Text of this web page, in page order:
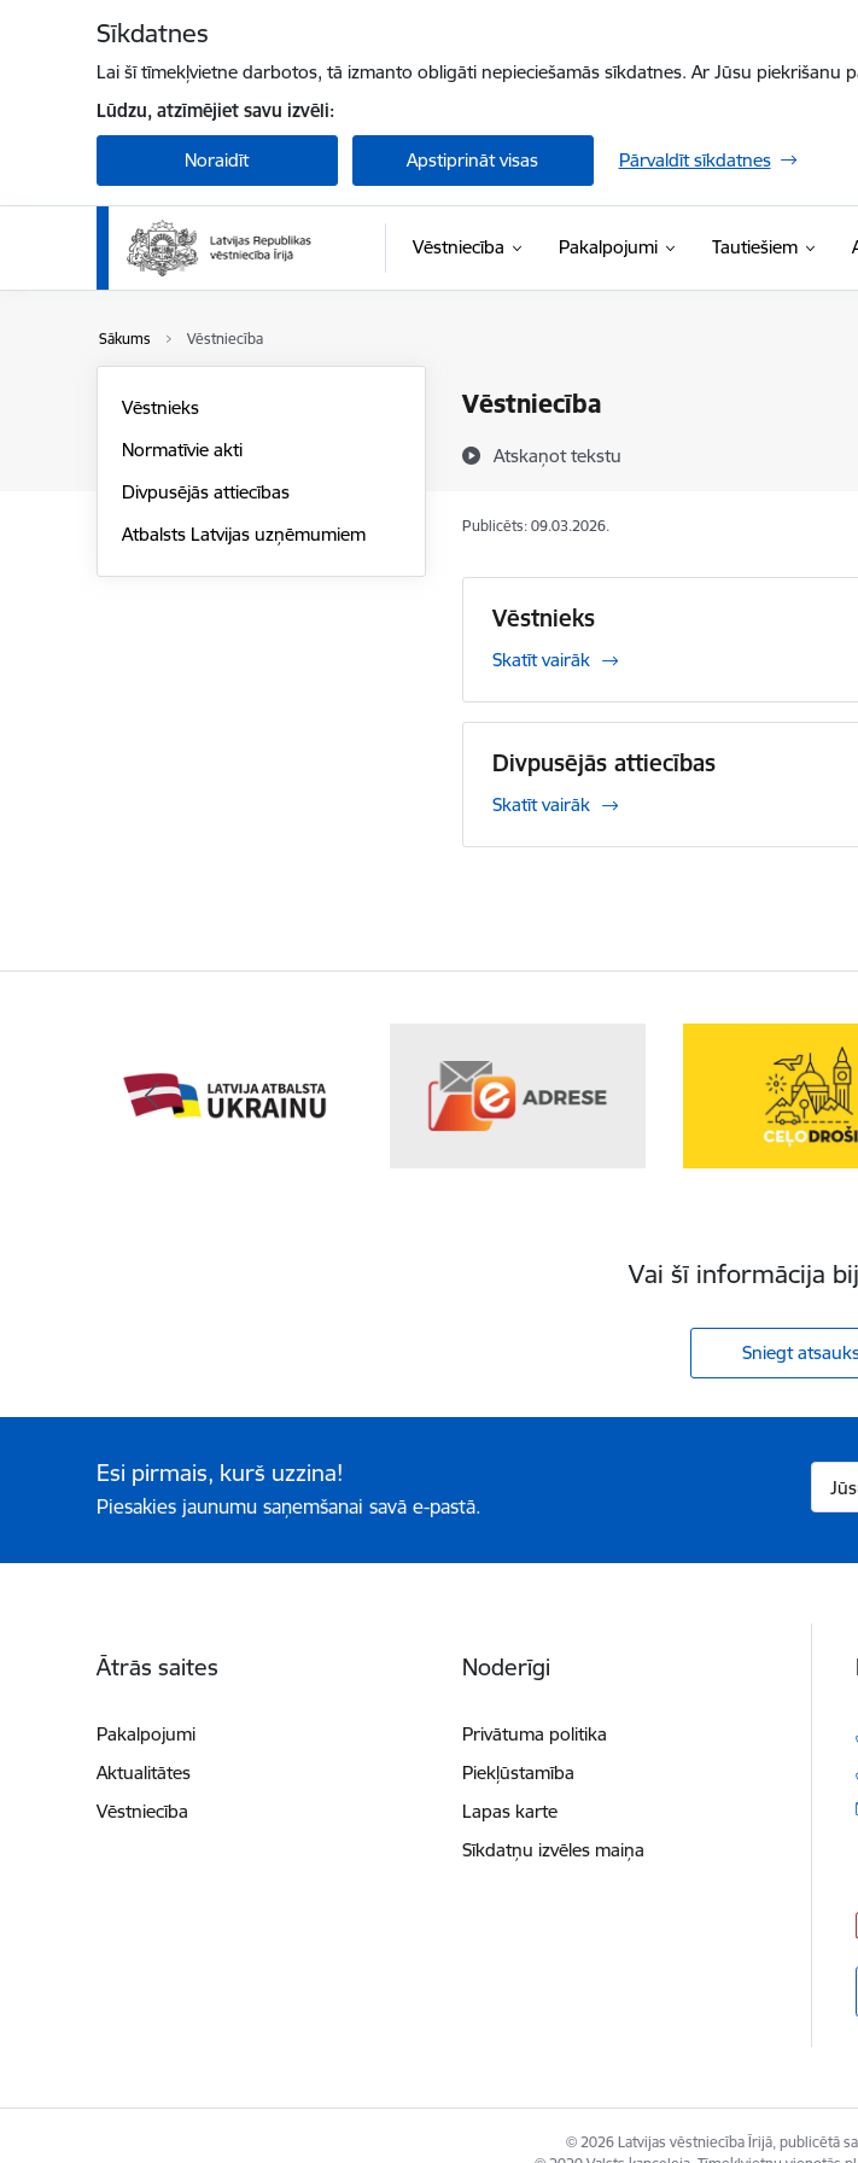
Sīkdatnes
Lai šī tīmekļvietne darbotos, tā izmanto obligāti nepieciešamās sīkdatnes. Ar Jūsu
Lūdzu, atzīmējiet savu izvēli:
Noraidīt Apstiprināt visas Pārvaldīt sīkdatnes
Vēstniecība Pakalpojumi Tautiešiem
Sākums Vēstniecība
Vēstniecība
Atskaņot tekstu
Vēstnieks
Normatīvie akti
Divpusējās attiecības
Atbalsts Latvijas uzņēmumiem
Publicēts: 09.03.2026.
Vēstnieks
Skatīt vairāk
Divpusējās attiecības
Skatīt vairāk
Vai šī informācija
Sniegt
Esi pirmais, kurš uzzina!
Piesakies jaunumu saņemšanai savā e-pastā.
Ātrās saites
Pakalpojumi
Aktualitātes
Vēstniecība
Noderīgi
Privātuma politika
Piekļūstamība
Lapas karte
Sīkdatņu izvēles maiņa
© 2026 Latvijas vēstniecība Īrijā, publicētā